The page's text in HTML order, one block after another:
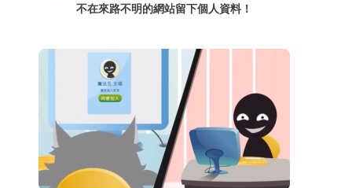
不在來路不明的網站留下個人資料！